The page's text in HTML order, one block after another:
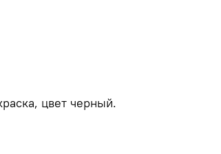
цвет черный.